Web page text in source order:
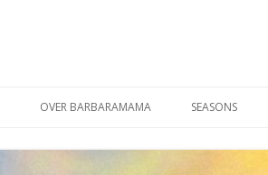
OVER BARBARAMAMA SEASONS